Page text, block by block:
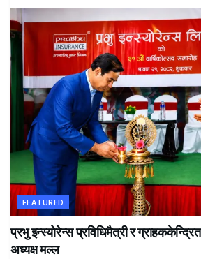
FEATURED
प्रभु इन्स्योरेन्स प्रविधिमैत्री र
अध्यक्ष मल्ल